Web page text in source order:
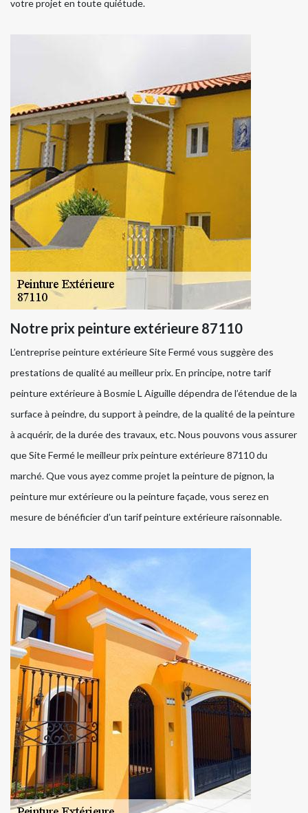
votre projet en toute quiétude.
Notre prix peinture extérieure 87110
L’entreprise peinture extérieure Site Fermé vous suggère des
prestations de qualité au meilleur prix. En principe, notre tarif
peinture extérieure à Bosmie L Aiguille dépendra de l’étendue de la
surface à peindre, du support à peindre, de la qualité de la peinture
à acquérir, de la durée des travaux, etc. Nous pouvons vous assurer
que Site Fermé le meilleur prix peinture extérieure 87110 du
marché. Que vous ayez comme projet la peinture de pignon, la
peinture mur extérieure ou la peinture façade, vous serez en
mesure de bénéficier d’un tarif peinture extérieure raisonnable.